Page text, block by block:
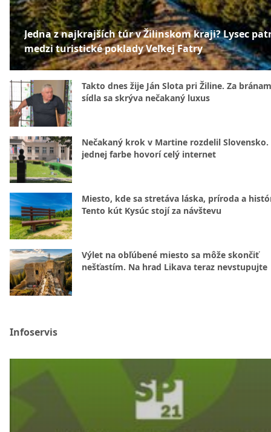
Jedna z najkrajších túr v Žilinskom kraji? Lysec
medzi turistické poklady Veľkej Fatry
Takto dnes žije Ján Slota pri Žiline. Za
sídla sa skrýva nečakaný luxus
Nečakaný krok v Martine rozdelil Slovensko.
jednej farbe hovorí celý internet
Miesto, kde sa stretáva láska, príroda a
Tento kút Kysúc stojí za návštevu
Výlet na obľúbené miesto sa môže skončiť
nešťastím. Na hrad Likava teraz nevstupujte
Infoservis